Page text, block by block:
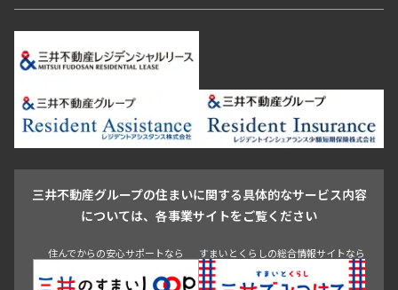
芝浦・汐留・品川
月島・勝どき・豊洲
目白・高田馬場・早稲田
中野・荻窪
池尻大橋・三軒茶屋
祐天寺・学芸大学・自由が丘
駒沢・用賀・二子玉川
成城・砧
池袋・板橋・王子
青山 渋谷 東京・大手町 新宿 品川
目黒・中目黒
豊島区
杉並区 板橋区
葛飾区
江戸川区
三井不動産グループの住まいに関する具体的なサービス内容
については、各事業サイトをご覧ください
住んでからの安心サポートなら すまいとくらしの総合情報サイトなら